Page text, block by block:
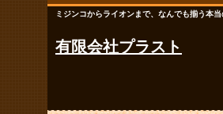
ミジンコからライオンまで、なんでも揃う本当
有限会社プラスト